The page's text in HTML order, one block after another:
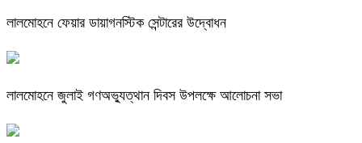
লালমোহনে ফেয়ার ডায়াগনস্টিক সেন্টারের উদ্বোধন
লালমোহনে জুলাই গণঅভ্যুত্থান দিবস উপলক্ষে আলোচনা সভা